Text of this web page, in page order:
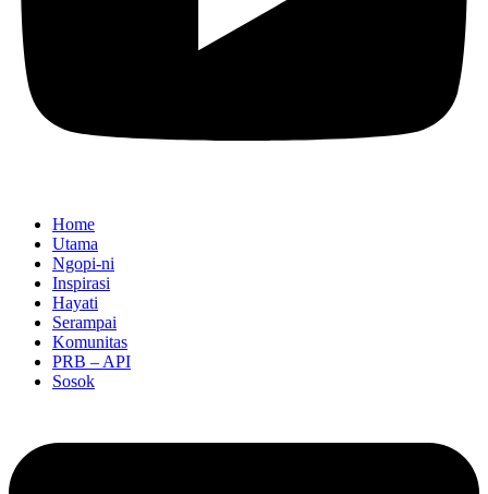
Home
Utama
Ngopi-ni
Inspirasi
Hayati
Serampai
Komunitas
PRB – API
Sosok